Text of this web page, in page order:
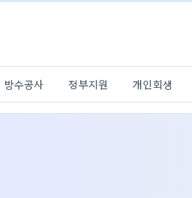
방수공사 정부지원 개인회생